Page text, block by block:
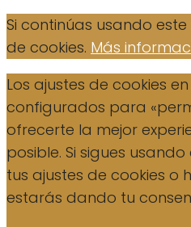
Si continúas usando
de cookies. Más
Los ajustes de cookies
configurados para
ofrecerte la mejor
posible. Si sigues
tus ajustes de cookies o
estarás dando tu